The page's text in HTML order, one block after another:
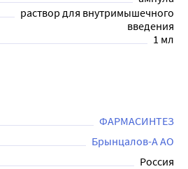
раствор для внутримышечного
введения
1 мл
ФАРМАСИНТЕЗ
Брынцалов-А АО
Россия